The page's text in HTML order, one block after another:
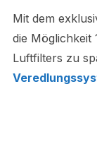
Mit dem
die Möglichkeit
Luftfilters zu